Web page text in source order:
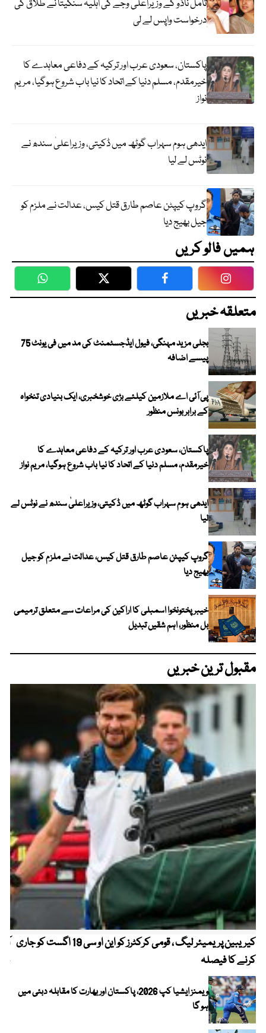
تامل ناڈو کے وزیراعلیٰ وجے کی اہلیہ سنگیتا نے طلاق کی
درخواست واپس لے لی
پاکستان، سعودی عرب اور ترکیہ کے دفاعی معاہدے کا
خیرمقدم، مسلم دنیا کے اتحاد کا نیا باب شروع ہوگیا، مریم
نواز
ایدھی ہوم سہراب گوٹھ میں ڈکیتی، وزیراعلیٰ سندھ نے
نوٹس لے لیا
گروپ کیپٹن عاصم طارق قتل کیس، عدالت نے ملزم کو
جیل بھیج دیا
ہمیں فالو کریں
WhatsApp Twitter Facebook
متعلقہ خبریں
بجلی مزید مہنگی، فیول ایڈجسٹمنٹ کی مد میں فی یونٹ 75
پیسے اضافہ
پی آئی اے ملازمین کیلئے بڑی خوشخبری، ایک بنیادی تنخواہ
کے برابر بونس منظور
پاکستان، سعودی عرب اور ترکیہ کے دفاعی معاہدے کا
خیرمقدم، مسلم دنیا کے اتحاد کا نیا باب شروع ہوگیا، مریم نواز
ایدھی ہوم سہراب گوٹھ میں ڈکیتی، وزیراعلیٰ سندھ نے نوٹس لے
لیا
گروپ کیپٹن عاصم طارق قتل کیس، عدالت نے ملزم کو جیل
بھیج دیا
خیبرپختونخوا اسمبلی کا اراکین کی مراعات سے متعلق ترمیمی
بل منظور، اہم شقیں تبدیل
مقبول ترین خبریں
کیریبین پریمیئر لیگ ، قومی کرکٹرز کو این او سی 19 اگست کو جاری
کرنے کا فیصلہ
ویمنز ایشیا کپ 2026، پاکستان اور بھارت کا مقابلہ دبئی میں
ہو گا